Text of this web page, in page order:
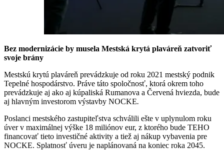
Bez modernizácie by musela Mestská krytá plaváreň zatvoriť
svoje brány
Mestskú krytú plaváreň prevádzkuje od roku 2021 mestský podnik
Tepelné hospodárstvo. Práve táto spoločnosť, ktorá okrem toho
prevádzkuje aj ako aj kúpaliská Rumanova a Červená hviezda, bude
aj hlavným investorom výstavby NOCKE.
Poslanci mestského zastupiteľstva schválili ešte v uplynulom roku
úver v maximálnej výške 18 miliónov eur, z ktorého bude TEHO
financovať tieto investičné aktivity a tiež aj nákup vybavenia pre
NOCKE. Splatnosť úveru je naplánovaná na koniec roka 2045.